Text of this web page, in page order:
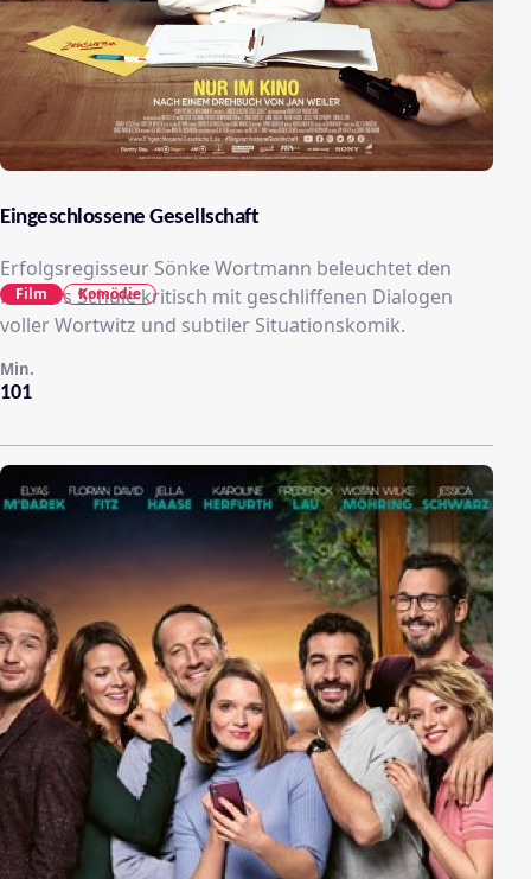
Eingeschlossene Gesellschaft
Erfolgsregisseur Sönke Wortmann beleuchtet den
Kosmos Schule kritisch mit geschliffenen Dialogen
voller Wortwitz und subtiler Situationskomik.
101
Min.
Film Komödie